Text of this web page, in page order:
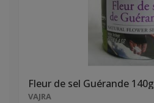
Fleur de sel Guérande 140g
VAJRA